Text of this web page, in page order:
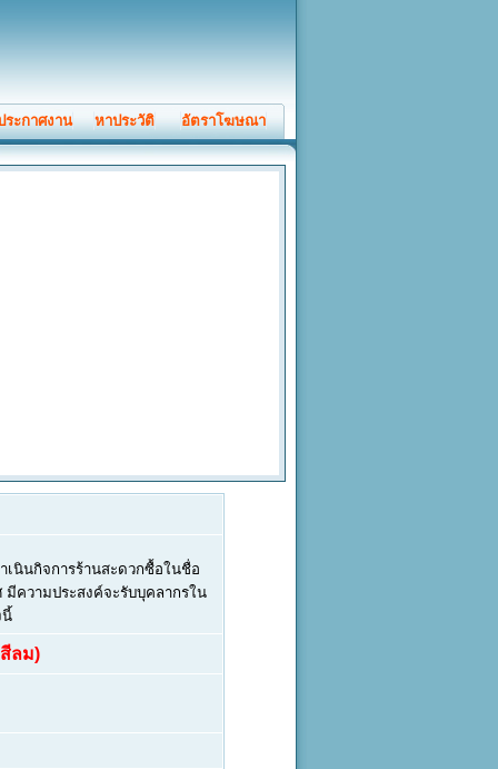
ระกาศงาน หาประวัติ อัตราโฆษณา
นินกิจการร้านสะดวกซื้อในชื่อ
มีความประสงค์จะรับบุคลากรใน
นี้
ลม)